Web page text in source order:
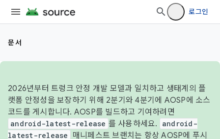
로그인
문서
2026년부터 트렁크 안정 개발 모델과 일치하고 생태계의 플
랫폼 안정성을 보장하기 위해 2분기와 4분기에 AOSP에 소스
코드를 게시합니다. AOSP를 빌드하고 기여하려면
android-latest-release 를 사용하세요.
android-
latest-release
매니페스트 브랜치는 항상 AOSP에 푸시